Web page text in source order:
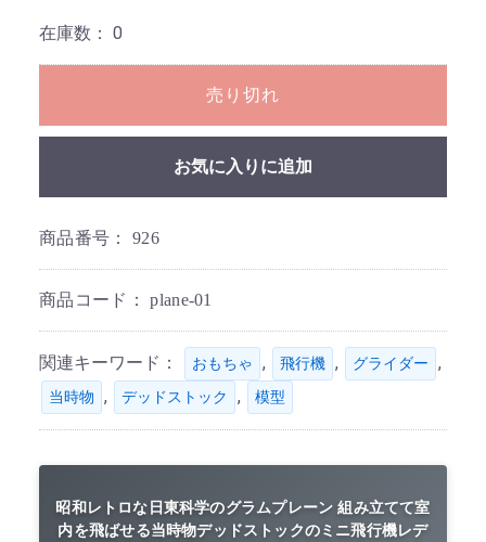
在庫数： 0
売り切れ
お気に入りに追加
商品番号： 926
商品コード：plane-01
関連キーワード： おもちゃ , 飛行機 , グライダー ,
当時物 , デッドストック , 模型
昭和レトロな日東科学のグラムプレーン 組み立てて室
内を飛ばせる当時物デッドストックのミニ飛行機レデ